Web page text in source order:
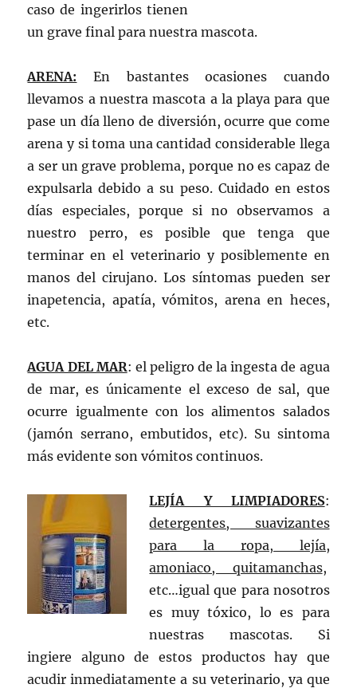
caso de ingerirlos tienen
un grave final para nuestra mascota.
ARENA: En bastantes ocasiones cuando
llevamos a nuestra mascota a la playa para que
pase un día lleno de diversión, ocurre que come
arena y si toma una cantidad considerable llega
a ser un grave problema, porque no es capaz de
expulsarla debido a su peso. Cuidado en estos
días especiales, porque si no observamos a
nuestro perro, es posible que tenga que
terminar en el veterinario y posiblemente en
manos del cirujano. Los síntomas pueden ser
inapetencia, apatía, vómitos, arena en heces,
etc.
AGUA DEL MAR: el peligro de la ingesta de agua
de mar, es únicamente el exceso de sal, que
ocurre igualmente con los alimentos salados
(jamón serrano, embutidos, etc). Su sintoma
más evidente son vómitos continuos.
LEJÍA Y LIMPIADORES:
detergentes, suavizantes
para la ropa, lejía,
amoniaco, quitamanchas,
etc…igual que para nosotros
es muy tóxico, lo es para
nuestras mascotas. Si
ingiere alguno de estos productos hay que
acudir inmediatamente a su veterinario, ya que